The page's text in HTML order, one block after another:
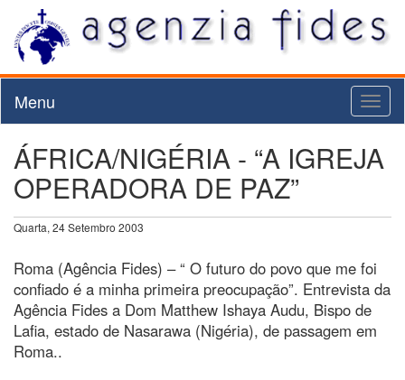
Menu
ÁFRICA/NIGÉRIA - “A IGREJA
OPERADORA DE PAZ”
Quarta, 24 Setembro 2003
Roma (Agência Fides) – “ O futuro do povo que me foi
confiado é a minha primeira preocupação”. Entrevista da
Agência Fides a Dom Matthew Ishaya Audu, Bispo de
Lafia, estado de Nasarawa (Nigéria), de passagem em
Roma..